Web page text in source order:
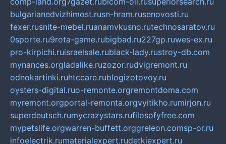
bulgarianedvizhimost.rusn-hram.rusenovosti.ru
fexer.rusnite-mebel.ruanamvkusno.rutechnosaratov.ru
0sporte.ru9rota-game.rubigbad.ru227gp.ruwes-ex.ru
pro-kirpichi.ruisraelsale.rublack-lady.rustroy-db.com
mynances.orgladalike.ruzozor.rudvigremont.ru
odnokartinki.ruhtccare.rublogizotovoy.ru
oysters-digital.ruo-remonte.orgremontdoma.com
myremont.orgportal-remonta.orgvyitikho.rumirjon.ru
superdeutsch.rumycrazystars.rufilosofyfree.com
mypetslife.orgwarren-buffett.orggreleon.comsp-or.ru
infoelectrik.rumaterialexpert.rudetkiexpert.ru